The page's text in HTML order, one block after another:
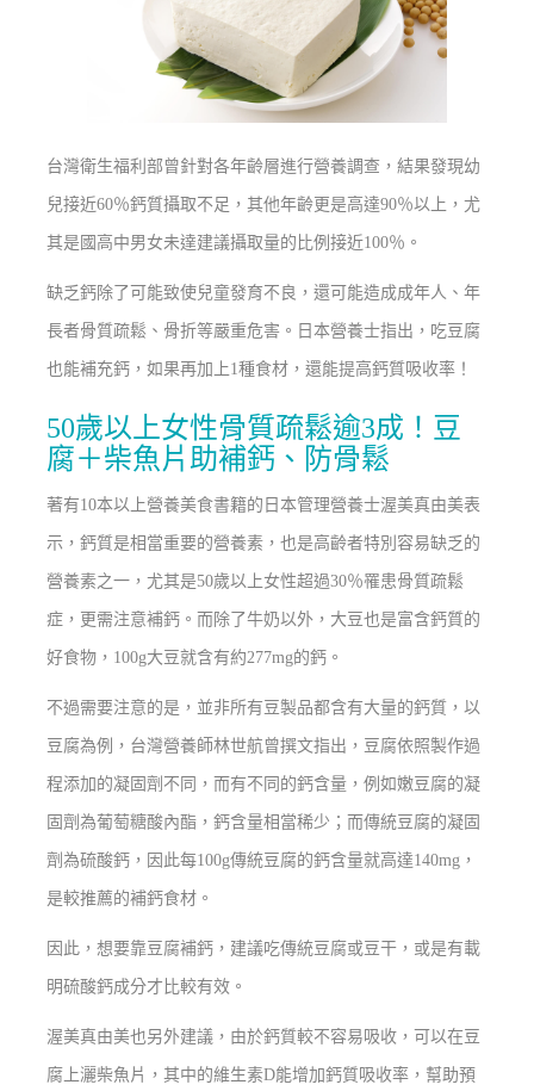
台灣衛生福利部曾針對各年齡層進行營養調查，結果發現幼
兒接近60％鈣質攝取不足，其他年齡更是高達90％以上，尤
其是國高中男女未達建議攝取量的比例接近100％。
缺乏鈣除了可能致使兒童發育不良，還可能造成成年人、年
長者骨質疏鬆、骨折等嚴重危害。日本營養士指出，吃豆腐
也能補充鈣，如果再加上1種食材，還能提高鈣質吸收率！
50歲以上女性骨質疏鬆逾3成！豆
腐＋柴魚片助補鈣、防骨鬆
著有10本以上營養美食書籍的日本管理營養士渥美真由美表
示，鈣質是相當重要的營養素，也是高齡者特別容易缺乏的
營養素之一，尤其是50歲以上女性超過30％罹患骨質疏鬆
症，更需注意補鈣。而除了牛奶以外，大豆也是富含鈣質的
好食物，100g大豆就含有約277mg的鈣。
不過需要注意的是，並非所有豆製品都含有大量的鈣質，以
豆腐為例，台灣營養師林世航曾撰文指出，豆腐依照製作過
程添加的凝固劑不同，而有不同的鈣含量，例如嫩豆腐的凝
固劑為葡萄糖酸內酯，鈣含量相當稀少；而傳統豆腐的凝固
劑為硫酸鈣，因此每100g傳統豆腐的鈣含量就高達140mg，
是較推薦的補鈣食材。
因此，想要靠豆腐補鈣，建議吃傳統豆腐或豆干，或是有載
明硫酸鈣成分才比較有效。
渥美真由美也另外建議，由於鈣質較不容易吸收，可以在豆
腐上灑柴魚片，其中的維生素D能增加鈣質吸收率，幫助預